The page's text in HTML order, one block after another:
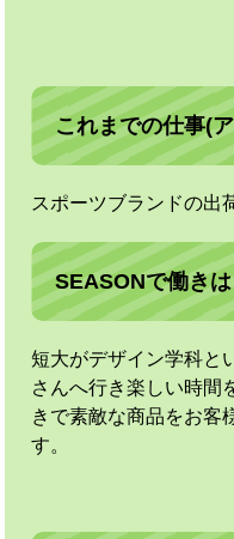
これまでの仕事(
スポーツブランドの出
SEASONで働き
短大がデザイン学科と
さんへ行き楽しい時間
きで素敵な商品をお客
す。